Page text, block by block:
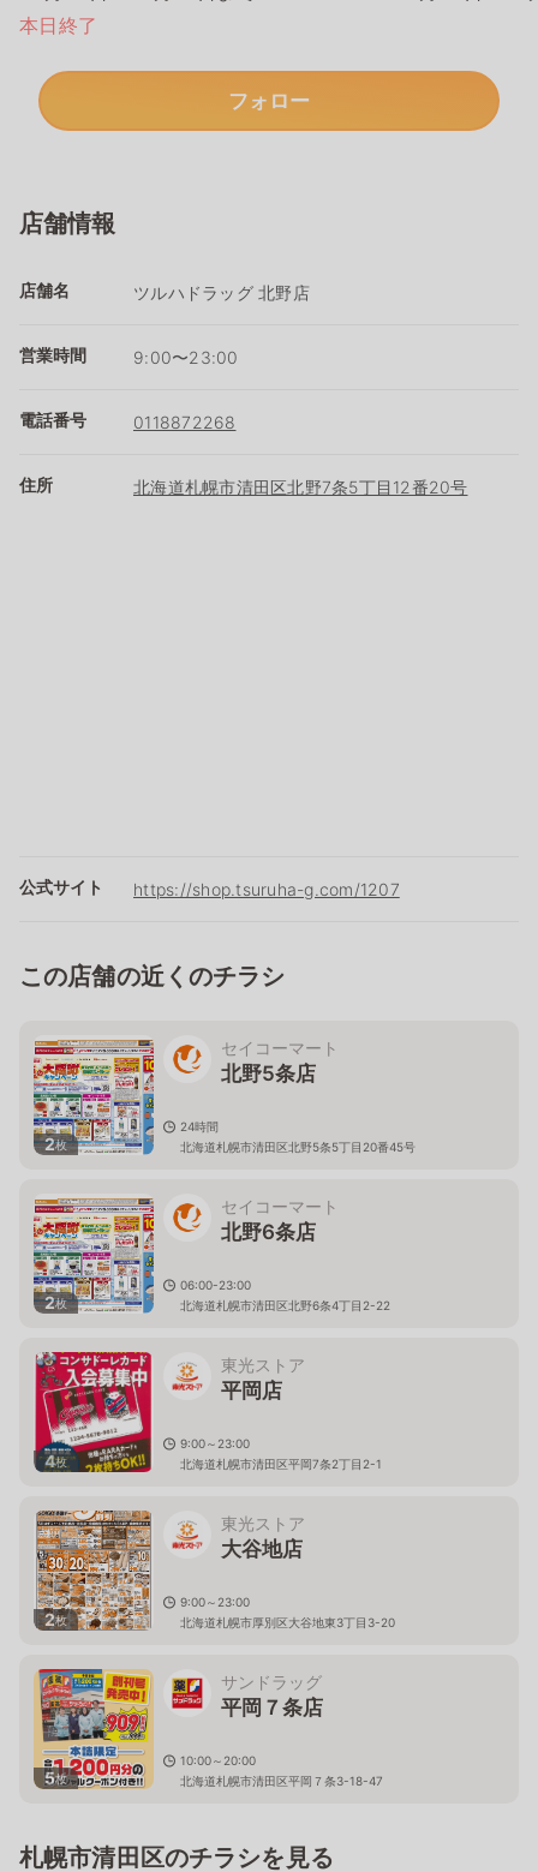
本日終了
フォロー
店舗情報
店舗名 ツルハドラッグ 北野店
営業時間 9:00〜23:00
電話番号 0118872268
住所 北海道札幌市清田区北野7条5丁目12番20号
公式サイト https://shop.tsuruha-g.com/1207
この店舗の近くのチラシ
2枚
セイコーマート
北野5条店
24時間
北海道札幌市清田区北野5条5丁目20番45号
2枚
セイコーマート
北野6条店
06:00-23:00
北海道札幌市清田区北野6条4丁目2-22
4枚
東光ストア
平岡店
9:00～23:00
北海道札幌市清田区平岡7条2丁目2-1
2枚
東光ストア
大谷地店
9:00～23:00
北海道札幌市厚別区大谷地東3丁目3-20
5枚
サンドラッグ
平岡７条店
10:00～20:00
北海道札幌市清田区平岡７条3-18-47
札幌市清田区のチラシを見る